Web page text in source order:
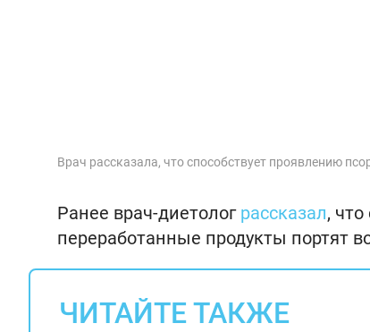
Врач рассказала, что способствует проявлению
Ранее врач-диетолог рассказал,
переработанные продукты портят
ЧИТАЙТЕ ТАКЖЕ